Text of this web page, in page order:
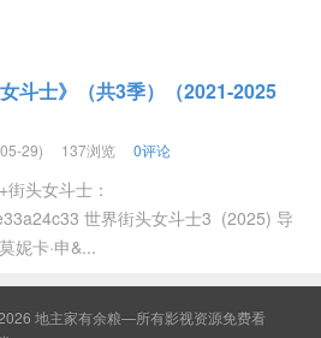
斗士》（共3季）（2021-2025
29) 137浏览 0评论
头女斗士：
世界街头女斗士3 (2025) 导
妮卡·申&...
地主家有余粮—所有影视资源免费看